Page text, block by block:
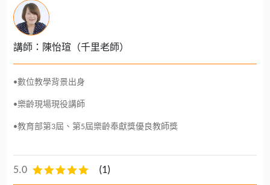
講師：陳怡瑄（千里老師）
•數位教學背景出身
•樂齡現場現役講師
•教育部第3屆、第5屆樂齡奉獻獎優良教師獎
5.0 (1)